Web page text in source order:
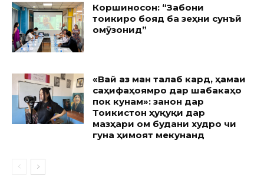
Коршиносон: “Забони
тоҷикиро бояд ба зеҳни сунъӣ
омӯзонид”
«Вай аз ман талаб кард, ҳамаи
саҳифаҳоямро дар шабакаҳо
пок кунам»: занон дар
Тоҷикистон ҳуқуқи дар
мазҳари ом будани худро чи
гуна ҳимоят мекунанд